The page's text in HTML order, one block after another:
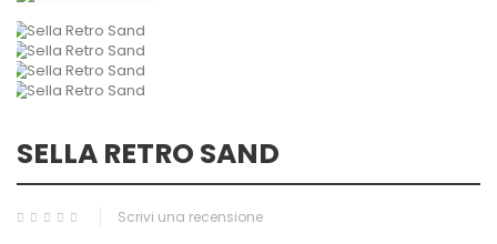
SELLA RETRO SAND
Scrivi una recensione